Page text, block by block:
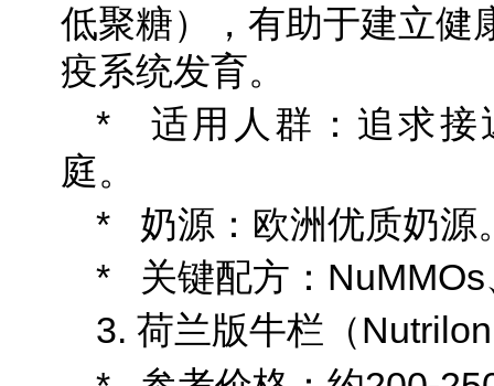
低聚糖），有助于建立健
疫系统发育。
* 适用人群：追求接
庭。
* 奶源：欧洲优质奶源
* 关键配方：NuMMOs
3. 荷兰版牛栏（